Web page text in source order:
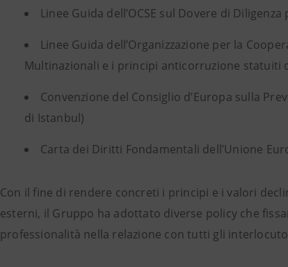
Linee Guida dell’OCSE sul Dovere di
Linee Guida dell’Organizzazione per la
Multinazionali e i principi anticorruzione statuiti
Convenzione del Consiglio d’Europa sulla
di Istanbul)
Carta dei Diritti Fondamentali dell’Unione
Con il fine di rendere concreti i principi e i valori
esterni, il Gruppo ha adottato diverse policy che
professionalità nella relazione con tutti gli